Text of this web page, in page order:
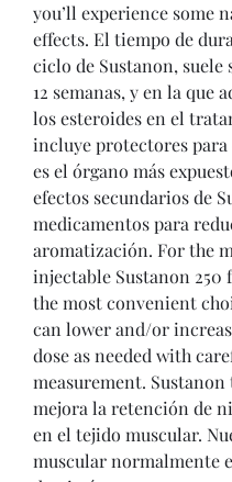
you’ll experience some
effects. El tiempo de
ciclo de Sustanon, suele
12 semanas, y en la que
los esteroides en el
incluye protectores para
es el órgano más
efectos secundarios de
medicamentos para
aromatización. For the
injectable Sustanon 250
the most convenient
can lower and/or
dose as needed with
measurement. Sustanon
mejora la retención de
en el tejido muscular.
muscular normalmente